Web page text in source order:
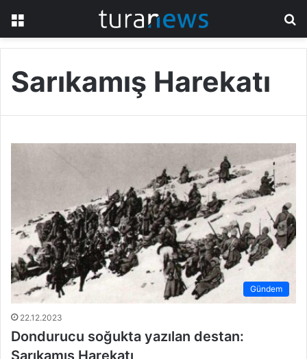
Sarıkamış Harekatı
Gündem
22.12.2023
Dondurucu soğukta yazılan destan: